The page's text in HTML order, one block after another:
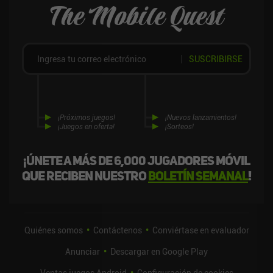
Es un gran juego con una jugabilidad desafiante, siempre que no te
importe el caos de perder debido al RNG.
The Mobile Quest
¡Únete a más de 6,000 jugadores móvil
que reciben nuestroboletín semanal!
¡Próximos juegos!
¡Juegos en oferta!
¡Nuevos lanzamientos!
¡Sorteos!
SUSCRIBIRSE
Quiénes somos Contáctenos
Conviértase en evaluador
Anunciar
Descargar en Google Play